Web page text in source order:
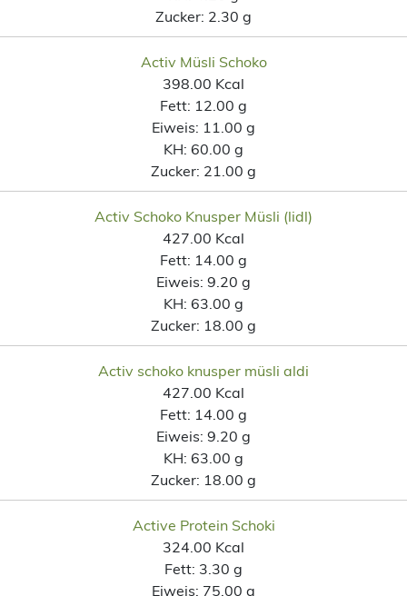
Zucker: 2.30 g
Activ Müsli Schoko
398.00 Kcal
Fett: 12.00 g
Eiweis: 11.00 g
KH: 60.00 g
Zucker: 21.00 g
Activ Schoko Knusper Müsli (lidl)
427.00 Kcal
Fett: 14.00 g
Eiweis: 9.20 g
KH: 63.00 g
Zucker: 18.00 g
Activ schoko knusper müsli aldi
427.00 Kcal
Fett: 14.00 g
Eiweis: 9.20 g
KH: 63.00 g
Zucker: 18.00 g
Active Protein Schoki
324.00 Kcal
Fett: 3.30 g
Eiweis: 75.00 g